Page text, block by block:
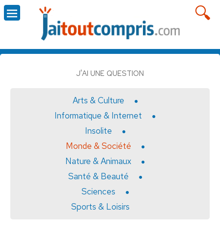
J'AI UNE QUESTION
Arts & Culture
Informatique & Internet
Insolite
Monde & Société
Nature & Animaux
Santé & Beauté
Sciences
Sports & Loisirs